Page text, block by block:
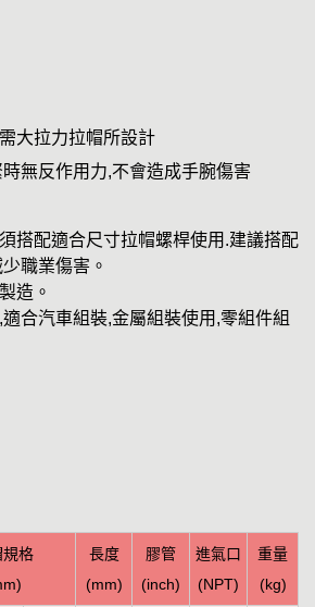
大拉力拉帽所設計
無反作用力,不會造成手腕傷害
搭配適合尺寸拉帽螺桿使用.建議搭配
職業傷害。
造。
合汽車組裝,金屬組裝使用,零組件組
格
長度
(mm)
膠管
(inch)
進氣口
(NPT)
重量
(kg)